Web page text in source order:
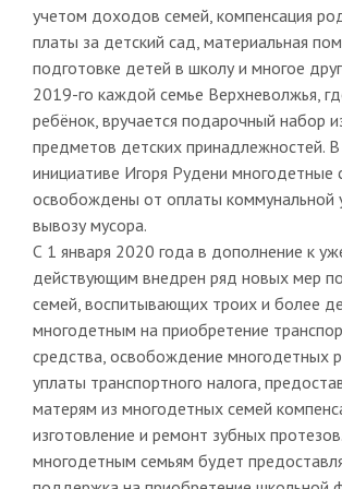
учетом доходов семей, компенсация
платы за детский сад, материальная
подготовке детей в школу и многое
2019-го каждой семье Верхневолжья,
ребёнок, вручается подарочный набор
предметов детских принадлежностей.
инициативе Игоря Рудени многодетные
освобождены от оплаты коммунальной
вывозу мусора.
С 1 января 2020 года в дополнение к
действующим внедрен ряд новых мер
семей, воспитывающих троих и более
многодетным на приобретение
средства, освобождение многодетных
уплаты транспортного налога,
матерям из многодетных семей
изготовление и ремонт зубных
многодетным семьям будет